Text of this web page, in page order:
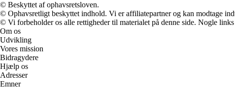
© Beskyttet af ophavsretsloven.
© Ophavsretligt beskyttet indhold. Vi er affiliatepartner og kan modtage
© Vi forbeholder os alle rettigheder til materialet på denne side. Nogle
Om os
Udvikling
Vores mission
Bidragydere
Hjælp os
Adresser
Emner